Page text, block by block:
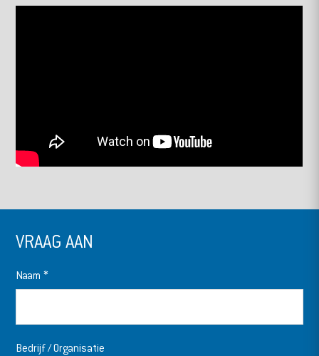
VRAAG AAN
Naam *
Bedrijf / Organisatie